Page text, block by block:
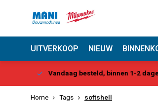
UITVERKOOP NIEUW
Vandaag besteld, binnen 1-2
Home Tags softshell